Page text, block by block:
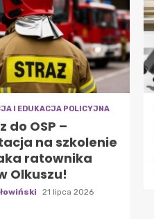
I EDUKACJA POLICYJNA
do OSP –
na szkolenie
ratownika
Olkuszu!
21 lipca 2026